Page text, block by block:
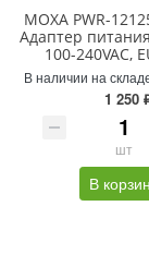
МOXA PWR-
Адаптер
100-240VAC,
В наличии на
1 250
шт
В